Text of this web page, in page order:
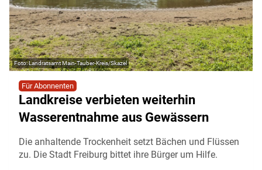
Landratsamt Main-Tauber-Kreis/Skazel
Für Abonnenten
Landkreise verbieten weiterhin
Wasserentnahme aus Gewässern
Die anhaltende Trockenheit setzt Bächen und Flüssen
zu. Die Stadt Freiburg bittet ihre Bürger um Hilfe.